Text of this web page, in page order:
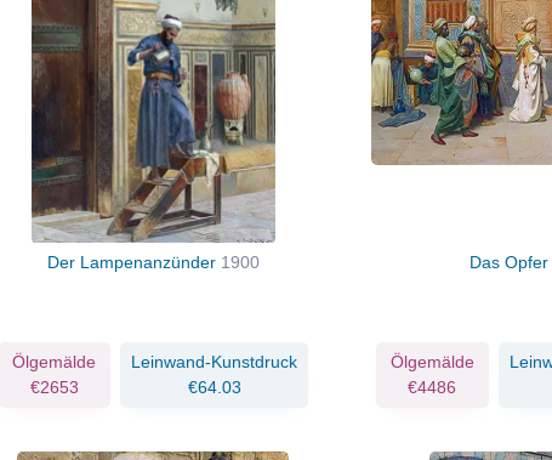
Der Lampenanzünder 1900
Ölgemälde
€2653
Leinwand-Kunstdruck
€64.03
Das Opfer
Ölgemälde
€4486